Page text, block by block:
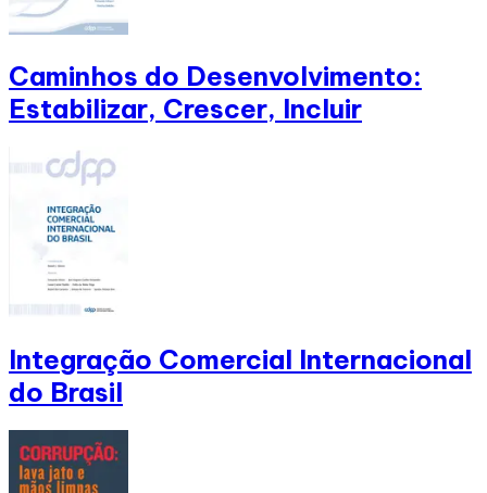
Caminhos do Desenvolvimento:
Estabilizar, Crescer, Incluir
Integração Comercial Internacional
do Brasil